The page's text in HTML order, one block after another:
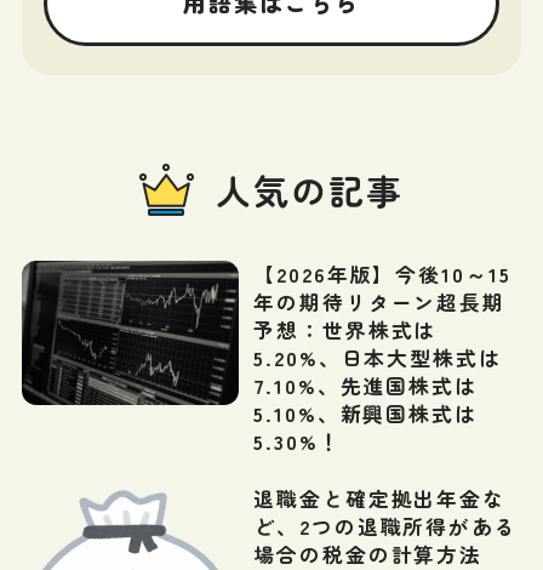
人気の記事
【2026年版】今後10～15
年の期待リターン超長期
予想：世界株式は
5.20%、日本大型株式は
7.10%、先進国株式は
5.10%、新興国株式は
5.30%！
退職金と確定拠出年金な
ど、2つの退職所得がある
場合の税金の計算方法